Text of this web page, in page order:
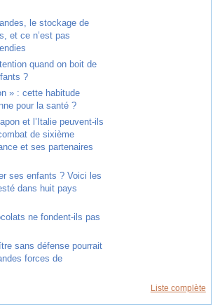
le stockage de
et ce n’est pas
quand on boit de
?
» : cette habitude
pour la santé ?
et l’Italie peuvent-ils
de sixième
et ses partenaires
ses enfants ? Voici les
dans huit pays
ne fondent-ils pas
sans défense pourrait
forces de
Liste complète